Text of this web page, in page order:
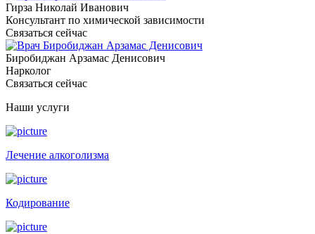
Гирза Николай Иванович
Консультант по химической зависимости
Связаться сейчас
Биробиджан Арзамас Денисович
Нарколог
Связаться сейчас
Наши услуги
Лечение алкоголизма
Кодирование